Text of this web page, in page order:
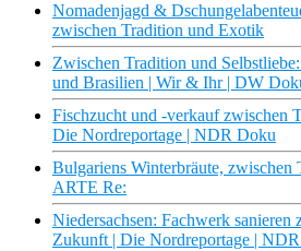
Nomadenjagd &
zwischen Tradition und Exotik
Zwischen Tradition und
und Brasilien | Wir & Ihr | DW
Fischzucht und -verkauf zwischen
Die Nordreportage | NDR Doku
Bulgariens Winterbräute, zwischen
ARTE Re:
Niedersachsen: Fachwerk sanieren
Zukunft | Die Nordreportage |